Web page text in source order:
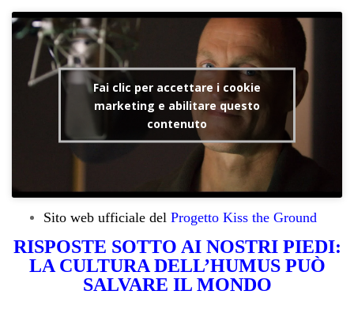
Fai clic per accettare i cookie
marketing e abilitare questo
contenuto
Sito web ufficiale del Progetto Kiss the Ground
RISPOSTE SOTTO AI NOSTRI PIEDI:
LA CULTURA DELL’HUMUS PUÒ
SALVARE IL MONDO